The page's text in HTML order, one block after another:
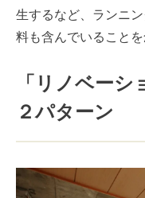
生するなど、ランニ
料も含んでいること
「リノベー
２パターン